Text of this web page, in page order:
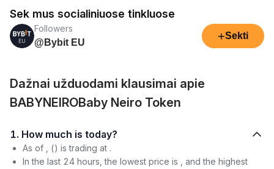
Sek mus socialiniuose tinkluose
Followers
@Bybit EU
+Sekti
Dažnai užduodami klausimai apie
BABYNEIROBaby Neiro Token
1. How much is today?
As of , () is trading at .
In the last 24 hours, the lowest price is , and the highest